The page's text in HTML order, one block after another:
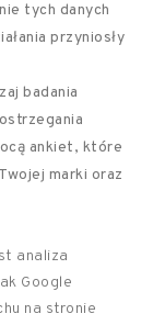
tych danych
przyniosły
badania
ankiet, które
marki oraz
analiza
Google
na stronie